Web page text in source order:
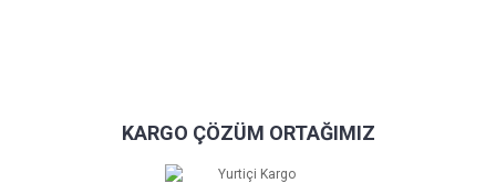
KARGO ÇÖZÜM ORTAĞIMIZ